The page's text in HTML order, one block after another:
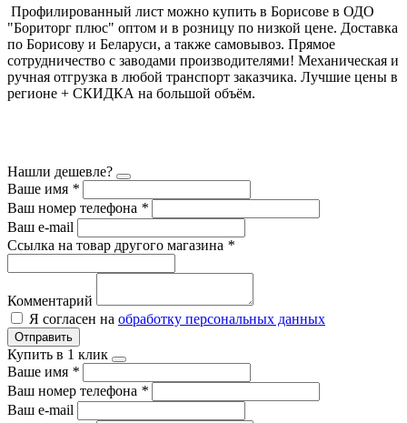
Профилированный лист можно купить в Борисове в ОДО
"Бориторг плюс" оптом и в розницу по низкой цене. Доставка
по Борисову и Беларуси, а также самовывоз. Прямое
сотрудничество с заводами производителями! Механическая и
ручная отгрузка в любой транспорт заказчика. Лучшие цены в
регионе + СКИДКА на большой объём.
Нашли дешевле?
Ваше имя *
Ваш номер телефона *
Ваш e-mail
Ссылка на товар другого магазина *
Комментарий
Я согласен на обработку персональных данных
Отправить
Купить в 1 клик
Ваше имя *
Ваш номер телефона *
Ваш e-mail